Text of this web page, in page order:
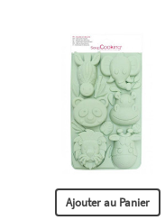
Ajouter au Panier